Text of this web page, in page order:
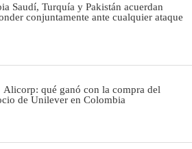
Saudí, Turquía y Pakistán acuerdan
conjuntamente ante cualquier ataque
Alicorp: qué ganó con la compra del
de Unilever en Colombia